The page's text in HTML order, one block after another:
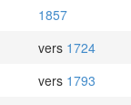
1857
vers 1724
vers 1793